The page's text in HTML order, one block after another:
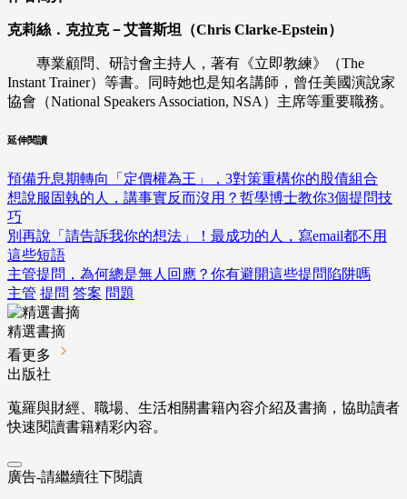
克莉絲．克拉克－艾普斯坦（Chris Clarke-Epstein）
專業顧問、研討會主持人，著有《立即教練》（The
Instant Trainer）等書。同時她也是知名講師，曾任美國演說家
協會（National Speakers Association, NSA）主席等重要職務。
延伸閱讀
預備升息期轉向「定價權為王」，3對策重構你的股債組合
想說服固執的人，講事實反而沒用？哲學博士教你3個提問技
巧
別再說「請告訴我你的想法」！最成功的人，寫email都不用
這些短語
主管提問，為何總是無人回應？你有避開這些提問陷阱嗎
主管 提問 答案 問題
精選書摘
看更多
出版社
蒐羅與財經、職場、生活相關書籍內容介紹及書摘，協助讀者
快速閱讀書籍精彩內容。
廣告-請繼續往下閱讀